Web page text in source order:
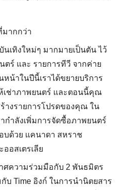
มากกว่า
นเทิงใหม่ๆ มากมายเป็นตัน ไว้
ตร์ และ รายการทีวี จากค่าย
หน้าในปีนี้เราได้ขยายบริการ
ห้เช่าภาพยนตร์ และตอนนี้คุณ
างรายการโปรดของคุณ ใน
ากำลังเพิ่มการจัดซื้อภาพยนตร์
บด้วย แคนาดา สหราช
อสเตรเลีย
ศความร่วมมือกับ 2 พันธมิตร
บ Time อิงก์ ในการนำนิตยสาร